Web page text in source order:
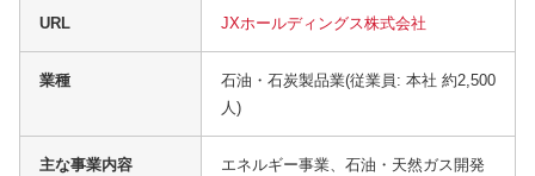
URL JXホールディングス株式会社
業種
石油・石炭製品業(従業員: 本社 約2,500
人)
主な事業内容
エネルギー事業、石油・天然ガス開発